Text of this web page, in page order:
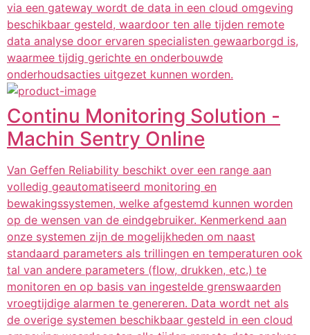
via een gateway wordt de data in een cloud omgeving
beschikbaar gesteld, waardoor ten alle tijden remote
data analyse door ervaren specialisten gewaarborgd is,
waarmee tijdig gerichte en onderbouwde
onderhoudsacties uitgezet kunnen worden.
Continu Monitoring Solution -
Machin Sentry Online
Van Geffen Reliability beschikt over een range aan
volledig geautomatiseerd monitoring en
bewakingssystemen, welke afgestemd kunnen worden
op de wensen van de eindgebruiker. Kenmerkend aan
onze systemen zijn de mogelijkheden om naast
standaard parameters als trillingen en temperaturen ook
tal van andere parameters (flow, drukken, etc.) te
monitoren en op basis van ingestelde grenswaarden
vroegtijdige alarmen te genereren. Data wordt net als
de overige systemen beschikbaar gesteld in een cloud